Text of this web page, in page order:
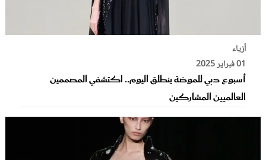
أزياء
01 فبراير 2025
أسبوع دبي للموضة ينطلق اليوم.. اكتشفي المصممين
العالميين المشاركين